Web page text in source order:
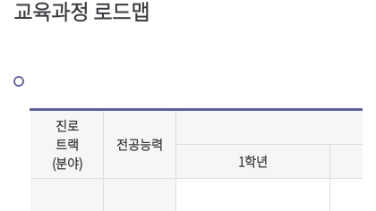
교육과정 로드맵
진로
트랙
(분야)
전공능력
1학년